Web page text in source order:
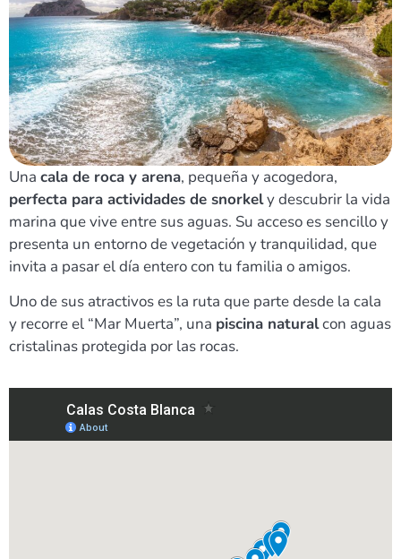
Una cala de roca y arena, pequeña y acogedora,
perfecta para actividades de snorkely descubrir la vida
marina que vive entre sus aguas. Su acceso es sencillo y
presenta un entorno de vegetación y tranquilidad, que
invita a pasar el día entero con tu familia o amigos.
Uno de sus atractivos es la ruta que parte desde la cala
y recorre el “Mar Muerta”, una piscina naturalcon aguas
cristalinas protegida por las rocas.